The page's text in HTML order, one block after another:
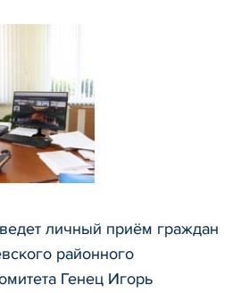
личный приём граждан
районного
Генец Игорь